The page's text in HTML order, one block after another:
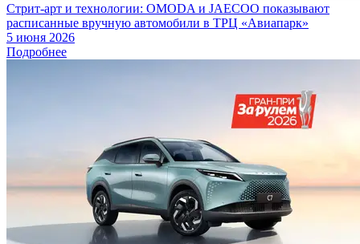
Стрит-арт и технологии: OMODA и JAECOO показывают
расписанные вручную автомобили в ТРЦ «Авиапарк»
5 июня 2026
Подробнее